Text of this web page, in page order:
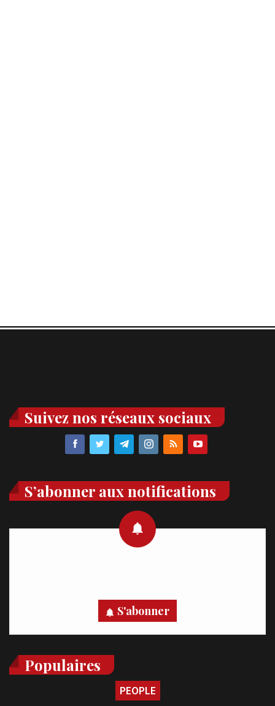
Suivez nos réseaux sociaux
S’abonner aux notifications
S'abonner
Populaires
PEOPLE